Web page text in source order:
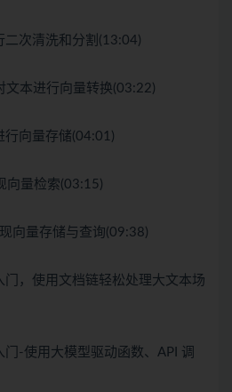
次清洗和分割(13:04)
文本进行向量转换(03:22)
向量存储(04:01)
向量检索(03:15)
向量存储与查询(09:38)
，使用文档链轻松处理大文本场
-使用大模型驱动函数、API 调